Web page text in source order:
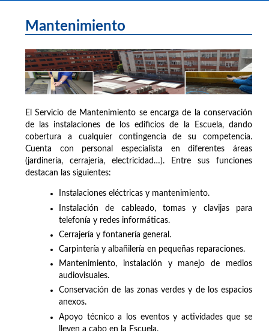
Mantenimiento
El Servicio de Mantenimiento se encarga de la conservación
de las instalaciones de los edificios de la Escuela, dando
cobertura a cualquier contingencia de su competencia.
Cuenta con personal especialista en diferentes áreas
(jardinería, cerrajería, electricidad…). Entre sus funciones
destacan las siguientes:
Instalaciones eléctricas y mantenimiento.
Instalación de cableado, tomas y clavijas para
telefonía y redes informáticas.
Cerrajería y fontanería general.
Carpintería y albañilería en pequeñas reparaciones.
Mantenimiento, instalación y manejo de medios
audiovisuales.
Conservación de las zonas verdes y de los espacios
anexos.
Apoyo técnico a los eventos y actividades que se
lleven a cabo en la Escuela.